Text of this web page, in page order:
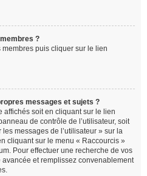
?
puis cliquer sur le lien
messages et sujets ?
affichés soit en cliquant sur le lien
de contrôle de l’utilisateur, soit
messages de l’utilisateur » sur la
cliquant sur le menu « Raccourcis »
Pour effectuer une recherche de vos
et remplissez convenablement